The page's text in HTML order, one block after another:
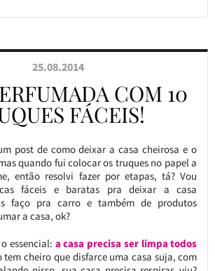
25.08.2014
COM 10
FÁCEIS!
post de como deixar a casa cheirosa e o
quando fui colocar os truques no papel a
então resolvi fazer por etapas, tá? Vou
fáceis e baratas pra deixar a casa
faço pra carro e também de produtos
a casa, ok?
essencial: a casa precisa ser limpa todos
tem cheiro que disfarce uma casa suja, com